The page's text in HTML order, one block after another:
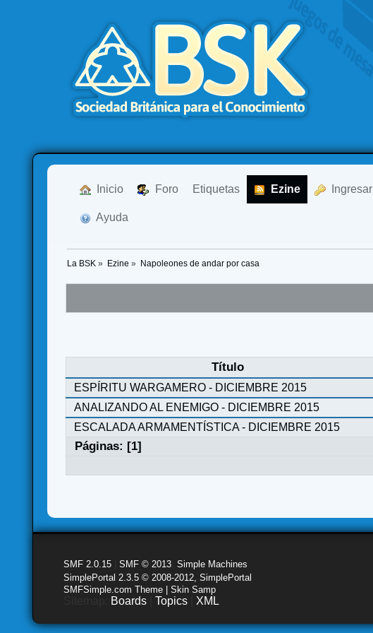
Inicio Foro Etiquetas Ezine Ingresar
Ayuda
La BSK » Ezine » Napoleones de andar por casa
Título
ESPÍRITU WARGAMERO - DICIEMBRE 2015
ANALIZANDO AL ENEMIGO - DICIEMBRE 2015
ESCALADA ARMAMENTÍSTICA - DICIEMBRE 2015
Páginas: [1]
SMF 2.0.15 |SMF © 2013 ,Simple Machines
SimplePortal 2.3.5 © 2008-2012, SimplePortal
SMFSimple.com Theme | Skin Samp
Boards |Topics XML